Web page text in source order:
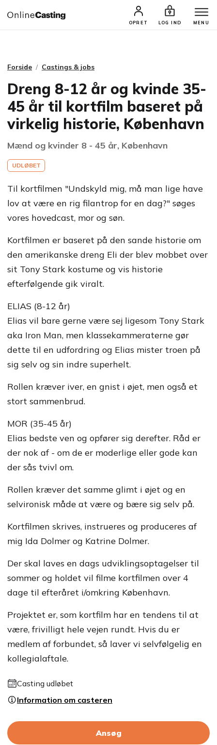
OPRET LOG IND MENU
CASTINGS & JOBS SØG PROFIL
Forside Castings & jobs
Dreng 8-12 år og kvinde 35-
45 år til kortfilm baseret på
virkelig historie, København
Mænd og kvinder 8 - 45 år, København
UDLØBET
Til kortfilmen "Undskyld mig, må man lige have
lov at være en rig filantrop for en dag?" søges
vores hovedcast, mor og søn.
Kortfilmen er baseret på den sande historie om
den amerikanske dreng Eli der blev mobbet over
sit Tony Stark kostume og vis historie
efterfølgende gik viralt.
ELIAS (8-12 år)
Elias vil bare gerne være sej ligesom Tony Stark
aka Iron Man, men klassekammeraterne gør
dette til en udfordring og Elias mister troen på
sig selv og sin indre superhelt.
Rollen kræver iver, en gnist i øjet, men også et
stort sammenbrud.
MOR (35-45 år)
Elias bedste ven og opfører sig derefter. Råd er
der nok af - om de er moderlige eller gode kan
der sås tvivl om.
Rollen kræver det samme glimt i øjet og en
selvironisk måde at være og bære sig selv på.
Kortfilmen skrives, instrueres og produceres af
mig Ida Dolmer og Katrine Dolmer.
Der skal laves en dags udviklingsoptagelser til
sommer og holdet vil filme kortfilmen over 4
dage til efteråret i/omkring København.
Projektet er, som kortfilm har en tendens til at
være, frivilligt hele vejen rundt. Hvis du er
medlem af forbundet, så laver vi selvfølgelig en
kollegialaftale.
Casting udløbet
Information om casteren
Ansøg